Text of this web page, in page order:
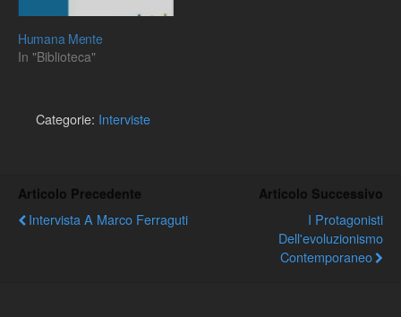
…
Humana Mente
In "Biblioteca"
Categorie: Interviste
Articolo Precedente
Intervista A Marco Ferraguti
Articolo Successivo
I Protagonisti
Dell'evoluzionismo
Contemporaneo